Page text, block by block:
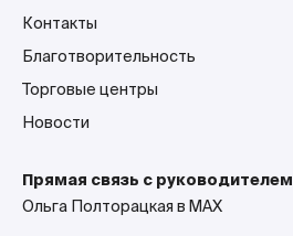
Контакты
Благотворительность
Торговые центры
Новости
Прямая связь с руководителем
Ольга Полторацкая в MAX